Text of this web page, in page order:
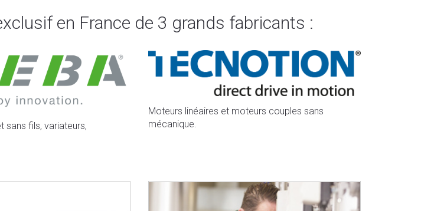
en France de 3 grands fabricants :
sans fils, variateurs,
Moteurs linéaires et moteurs couples sans
mécanique.